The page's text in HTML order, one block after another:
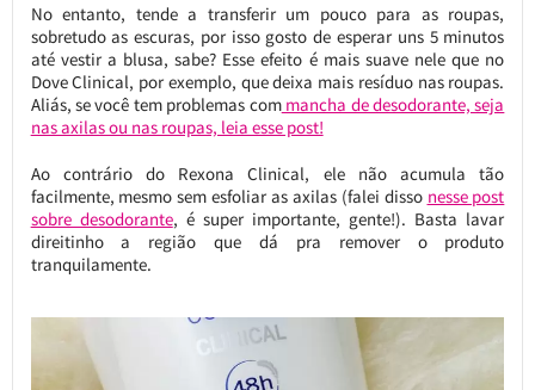
No entanto, tende a transferir um pouco para as roupas,
sobretudo as escuras, por isso gosto de esperar uns 5 minutos
até vestir a blusa, sabe? Esse efeito é mais suave nele que no
Dove Clinical, por exemplo, que deixa mais resíduo nas roupas.
Aliás, se você tem problemas commancha de desodorante, seja
nas axilas ou nas roupas, leia esse post!
Ao contrário do Rexona Clinical, ele não acumula tão
facilmente, mesmo sem esfoliar as axilas (falei disso nesse post
sobre desodorante, é super importante, gente!). Basta lavar
direitinho a região que dá pra remover o produto
tranquilamente.